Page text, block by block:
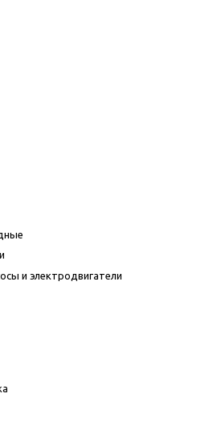
и электродвигатели